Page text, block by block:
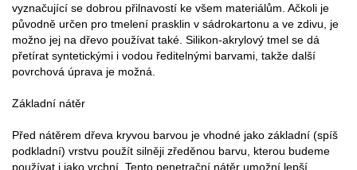
vyznačující se dobrou přilnavostí ke všem materiálům. Ačkoli je
původně určen pro tmelení prasklin v sádrokartonu a ve zdivu, je
možno jej na dřevo používat také. Silikon-akrylový tmel se dá
přetírat syntetickými i vodou ředitelnými barvami, takže další
povrchová úprava je možná.
Základní nátěr
Před nátěrem dřeva kryvou barvou je vhodné jako základní (spíš
podkladní) vrstvu použít silněji zředěnou barvu, kterou budeme
používat i jako vrchní. Tento penetrační nátěr umožní lepší